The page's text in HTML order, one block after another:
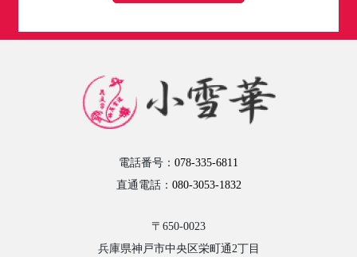
電話番号： 078-335-6811
直通電話： 080-3053-1832
〒650-0023
兵庫県神戸市中央区栄町通2丁目